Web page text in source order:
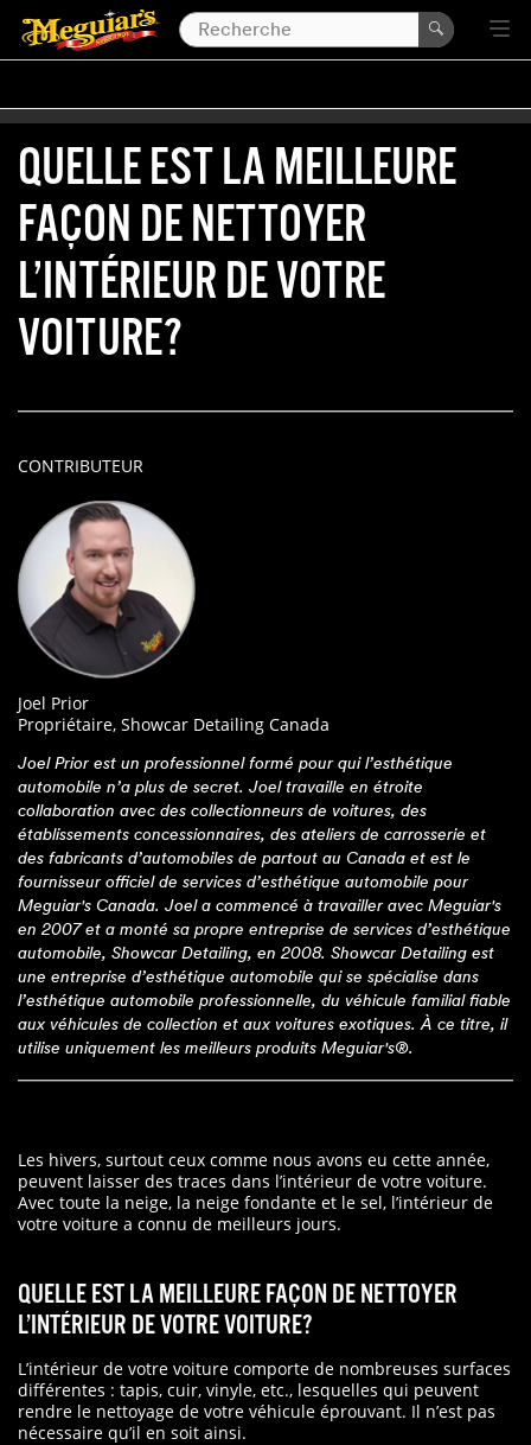
QUELLE EST LA MEILLEURE
FAÇON DE NETTOYER
L’INTÉRIEUR DE VOTRE
VOITURE?
CONTRIBUTEUR
Joel Prior
Propriétaire, Showcar Detailing Canada
Joel Prior est un professionnel formé pour qui l’esthétique
automobile n’a plus de secret. Joel travaille en étroite
collaboration avec des collectionneurs de voitures, des
établissements concessionnaires, des ateliers de carrosserie et
des fabricants d’automobiles de partout au Canada et est le
fournisseur officiel de services d’esthétique automobile pour
Meguiar's Canada. Joel a commencé à travailler avec Meguiar's
en 2007 et a monté sa propre entreprise de services d’esthétique
automobile, Showcar Detailing, en 2008. Showcar Detailing est
une entreprise d’esthétique automobile qui se spécialise dans
l’esthétique automobile professionnelle, du véhicule familial fiable
aux véhicules de collection et aux voitures exotiques. À ce titre, il
utilise uniquement les meilleurs produits Meguiar's®.
Les hivers, surtout ceux comme nous avons eu cette année,
peuvent laisser des traces dans l’intérieur de votre voiture.
Avec toute la neige, la neige fondante et le sel, l’intérieur de
votre voiture a connu de meilleurs jours.
QUELLE EST LA MEILLEURE FAÇON DE NETTOYER
L’INTÉRIEUR DE VOTRE VOITURE?
L’intérieur de votre voiture comporte de nombreuses surfaces
différentes : tapis, cuir, vinyle, etc., lesquelles qui peuvent
rendre le nettoyage de votre véhicule éprouvant. Il n’est pas
nécessaire qu’il en soit ainsi.